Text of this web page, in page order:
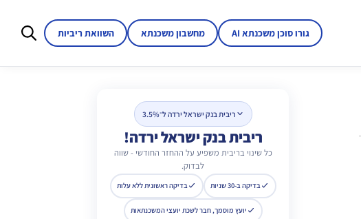
גורו סוכן משכנתא AI מחשבון משכנתא השוואת ריביות
ריבית בנק ישראל ירדה ל־3.5%
ריבית בנק ישראל ירדה!
כל שינוי בריבית משפיע על ההחזר החודשי - שווה
לבדוק.
בדיקה ב-30 שניות בדיקה ראשונית ללא עלות
יועץ מוסמך, חבר לשכת יועצי המשכנתאות